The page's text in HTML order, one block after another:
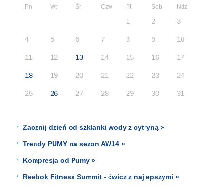
Pn Wt Śr Czw Pt Sob Ndz
1 2 3
4 5 6 7 8 9 10
11 12 13 14 15 16 17
18 19 20 21 22 23 24
25 26 27 28 29 30 31
Zacznij dzień od szklanki wody z cytryną »
Trendy PUMY na sezon AW14 »
Kompresja od Pumy »
Reebok Fitness Summit - ćwicz z najlepszymi »